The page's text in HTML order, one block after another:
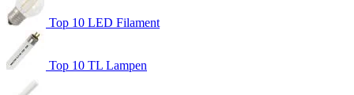
Top 10 LED Filament
Top 10 TL Lampen